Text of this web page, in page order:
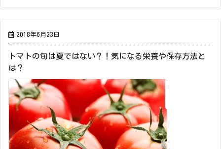
2018年6月23日
トマトの旬は夏ではない？！気になる栄養や保存方法と
は？